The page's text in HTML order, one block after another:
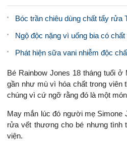
Bóc trần chiêu dùng chất tẩy
Ngộ độc nặng vì uống bia có
Phát hiện sữa vani nhiễm độc
Bé Rainbow Jones 18 tháng tuổi
gần như mù vì hóa chất trong
chúng vì cứ ngỡ rằng đó là một
May mắn lúc đó người mẹ Simone
rửa vết thương cho bé nhưng tình
viện.